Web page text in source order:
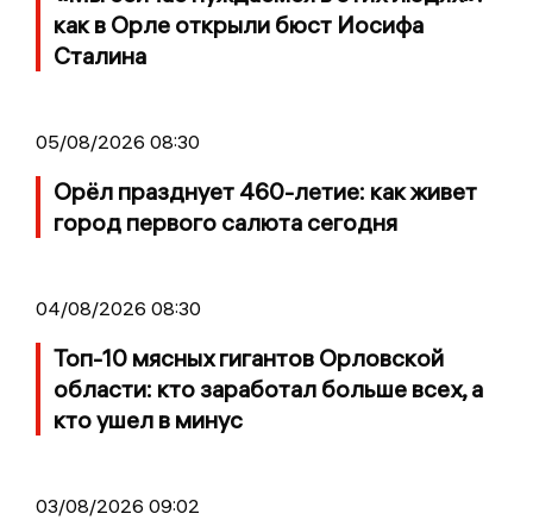
как в Орле открыли бюст Иосифа
Сталина
05/08/2026 08:30
Орёл празднует 460-летие: как живет
город первого салюта сегодня
04/08/2026 08:30
Топ-10 мясных гигантов Орловской
области: кто заработал больше всех, а
кто ушел в минус
03/08/2026 09:02